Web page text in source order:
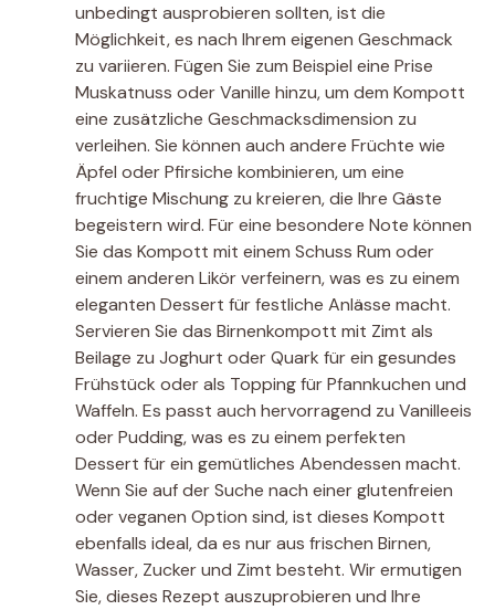
unbedingt ausprobieren sollten, ist die
Möglichkeit, es nach Ihrem eigenen Geschmack
zu variieren. Fügen Sie zum Beispiel eine Prise
Muskatnuss oder Vanille hinzu, um dem Kompott
eine zusätzliche Geschmacksdimension zu
verleihen. Sie können auch andere Früchte wie
Äpfel oder Pfirsiche kombinieren, um eine
fruchtige Mischung zu kreieren, die Ihre Gäste
begeistern wird. Für eine besondere Note können
Sie das Kompott mit einem Schuss Rum oder
einem anderen Likör verfeinern, was es zu einem
eleganten Dessert für festliche Anlässe macht.
Servieren Sie das Birnenkompott mit Zimt als
Beilage zu Joghurt oder Quark für ein gesundes
Frühstück oder als Topping für Pfannkuchen und
Waffeln. Es passt auch hervorragend zu Vanilleeis
oder Pudding, was es zu einem perfekten
Dessert für ein gemütliches Abendessen macht.
Wenn Sie auf der Suche nach einer glutenfreien
oder veganen Option sind, ist dieses Kompott
ebenfalls ideal, da es nur aus frischen Birnen,
Wasser, Zucker und Zimt besteht. Wir ermutigen
Sie, dieses Rezept auszuprobieren und Ihre